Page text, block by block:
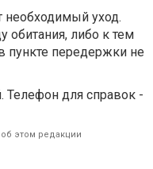
необходимый уход.
обитания, либо к тем
пункте передержки не
Телефон для справок -
этом редакции